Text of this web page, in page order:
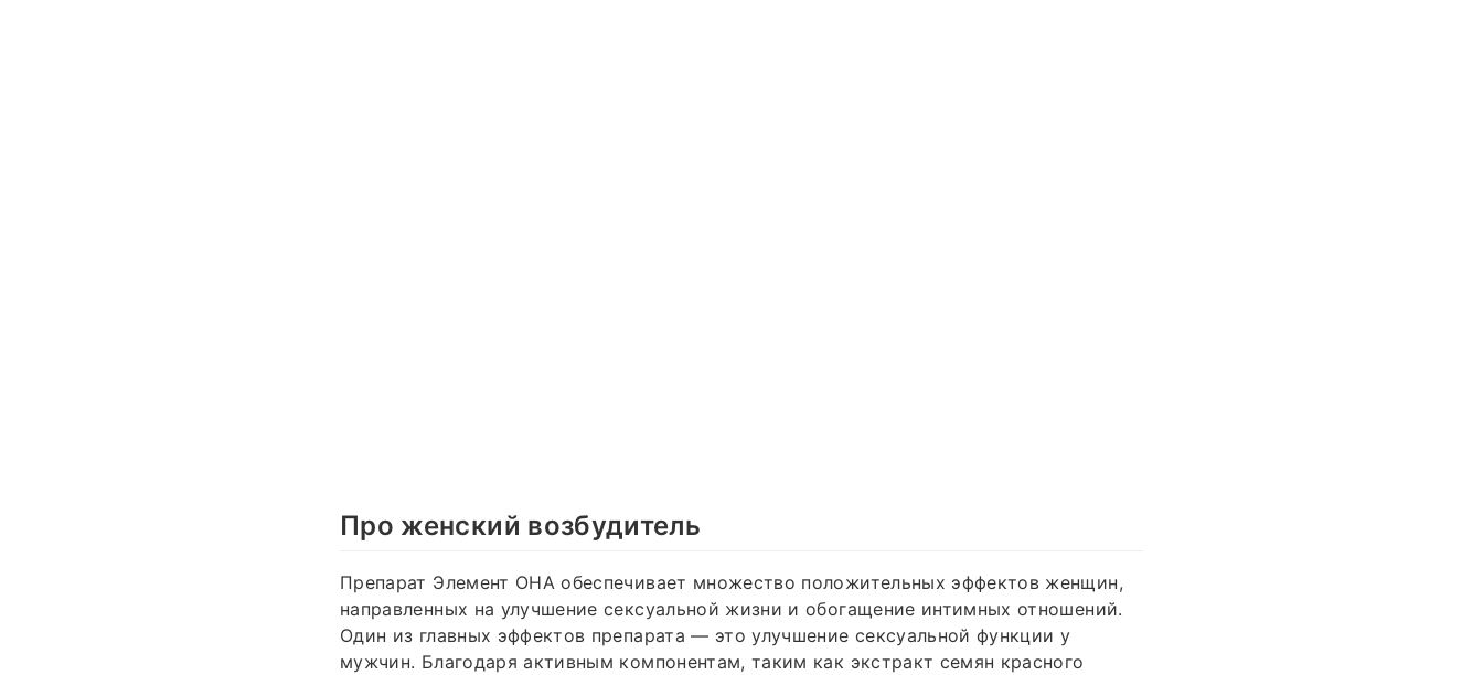
Про женский возбудитель
Препарат Элемент ОНА обеспечивает множество положительных эффектов женщин,
направленных на улучшение сексуальной жизни и обогащение интимных отношений.
Один из главных эффектов препарата — это улучшение сексуальной функции у
мужчин. Благодаря активным компонентам, таким как экстракт семян красного